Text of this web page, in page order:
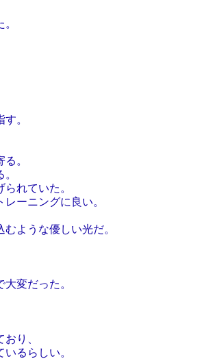
。
る。
れていた。
ニングに良い。
うな優しい光だ。
変だった。
り、
るらしい。